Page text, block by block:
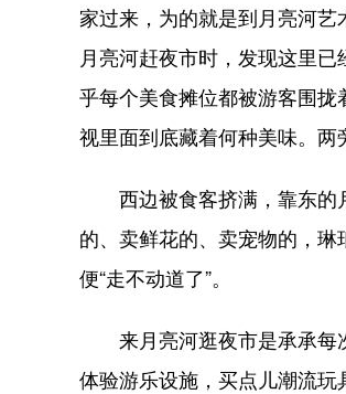
家过来，为的就是到月亮河
月亮河赶夜市时，发现这里
乎每个美食摊位都被游客围拢
视里面到底藏着何种美味。两
西边被食客挤满，靠东的
的、卖鲜花的、卖宠物的，
便“走不动道了”。
来月亮河逛夜市是承承每
体验游乐设施，买点儿潮流玩